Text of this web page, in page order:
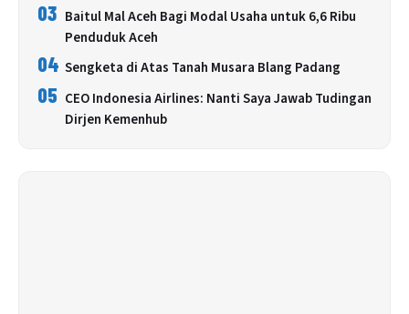
03 Baitul Mal Aceh Bagi Modal Usaha untuk 6,6 Ribu
Penduduk Aceh
04 Sengketa di Atas Tanah Musara Blang Padang
05 CEO Indonesia Airlines: Nanti Saya Jawab Tudingan
Dirjen Kemenhub